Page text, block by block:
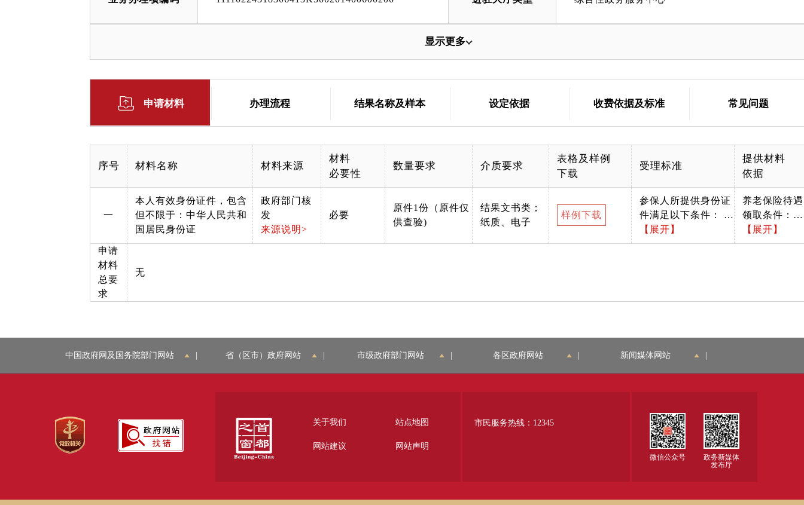
显示更多
申请材料 办理流程 结果名称及样本 设定依据 收费依据及标准 常见问题
序号 材料名称 材料来源
材料
必要性
数量要求 介质要求
表格及样例
下载
受理标准
提供材料
依据
一
本人有效身份证件，包含
但不限于：中华人民共和
国居民身份证
政府部门核
发
来源说明>
必要
原件1份（原件仅
供查验)
结果文书类；
纸质、电子
样例下载
参保人所提供身份证
件满足以下条件： 1.
信息真实：所载姓
名、号码等信息与本
有。 3.有效期合规：
【展开】
养老保险待遇
领取条件：参
加城乡居民养
老保险的个
领取国家规定
险待遇。 （
保人本人的居
【展开】
申请
材料
总要
求
无
中国政府网及国务院部门网站 省（区市）政府网站 市级政府部门网站 各区政府网站 新闻媒体网站
关于我们 站点地图
网站建议 网站声明
市民服务热线：12345
微信公众号
政务新媒体
发布厅